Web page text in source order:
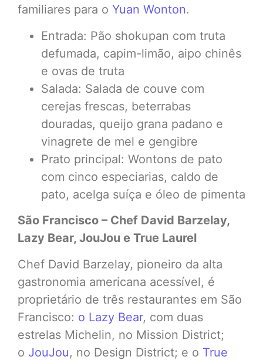
familiares para o Yuan Wonton.
Entrada: Pão shokupan com truta
defumada, capim-limão, aipo chinês
e ovas de truta
Salada: Salada de couve com
cerejas frescas, beterrabas
douradas, queijo grana padano e
vinagrete de mel e gengibre
Prato principal: Wontons de pato
com cinco especiarias, caldo de
pato, acelga suíça e óleo de pimenta
São Francisco – Chef David Barzelay,
Lazy Bear, JouJou e True Laurel
Chef David Barzelay, pioneiro da alta
gastronomia americana acessível, é
proprietário de três restaurantes em São
Francisco: o Lazy Bear, com duas
estrelas Michelin, no Mission District;
o JouJou, no Design District; e o True